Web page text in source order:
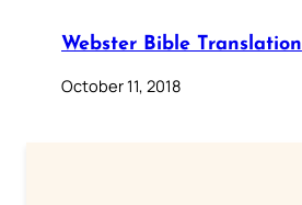
Webster Bible Translation
October 11, 2018